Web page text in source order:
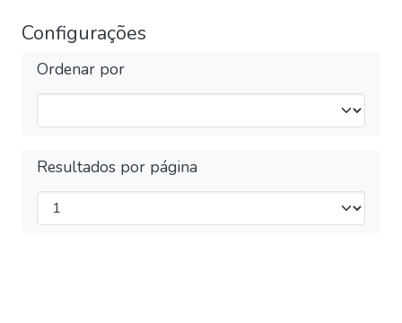
Configurações
Ordenar por
Resultados por página